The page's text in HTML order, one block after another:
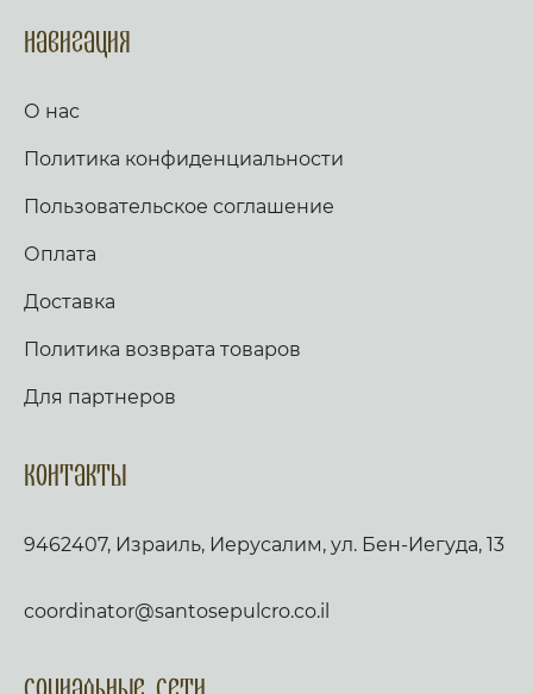
Навигация
О нас
Политика конфиденциальности
Пользовательское соглашение
Оплата
Доставка
Политика возврата товаров
Для партнеров
Контакты
9462407, Израиль, Иерусалим, ул. Бен-Иегуда, 13
coordinator@santosepulcro.co.il